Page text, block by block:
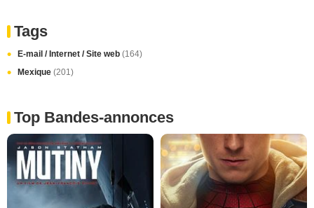
Tags
E-mail / Internet / Site web (164)
Mexique (201)
Top Bandes-annonces